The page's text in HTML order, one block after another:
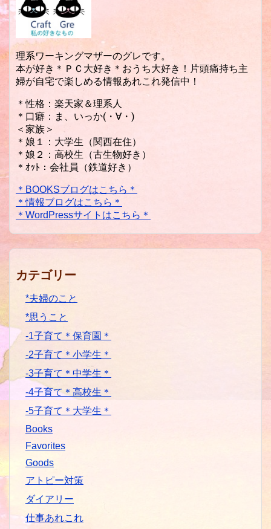
理系ワーキングマザーのグレです。
本が好き＊ＰＣ大好き＊おうち大好き！片頭痛持ち主
婦が自宅で楽しめる情報あれこれ発信中！
＊性格：楽天家＆理系人
＊口癖：ま、いっか(・∀・)
＜家族＞
＊娘１：大学生（関西在住）
＊娘２：高校生（古生物好き）
＊ｵｯﾄ：会社員（鉄道好き）
＊BOOKSブログはこちら＊
＊情報ブログはこちら＊
＊WordPressサイトはこちら＊
カテゴリー
*夫婦のこと
*思うこと
-1子育て＊保育園＊
-2子育て＊小学生＊
-3子育て＊中学生＊
-4子育て＊高校生＊
-5子育て＊大学生＊
Books
Favorites
Goods
アトピー対策
ダイアリー
仕事あれこれ